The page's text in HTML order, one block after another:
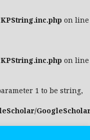
on line
on line
1 to be string,